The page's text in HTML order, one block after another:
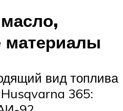
материалы
вид топлива
365: